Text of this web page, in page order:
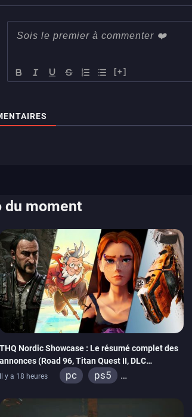
[+]
du moment
THQ Nordic Showcase : Le résumé complet des
annonces (Road 96, Titan Quest II, DLC
REANIMAL…)
Il y a 18 heures pc
ps5
stadia